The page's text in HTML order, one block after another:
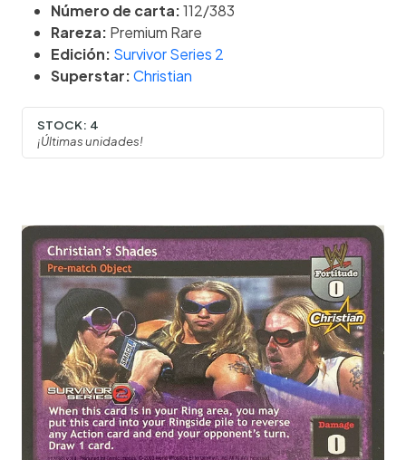
Número de carta:112/383
Rareza: Premium Rare
Edición: Survivor Series 2
Superstar:Christian
STOCK: 4
¡Últimas unidades!